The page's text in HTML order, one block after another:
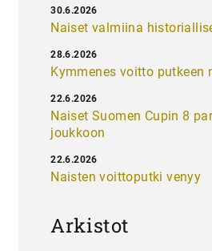
Naiset valmiina
30.6.2026
Kymmenes voitto putkeen
28.6.2026
Naiset Suomen Cupin 8
joukkoon
22.6.2026
Naisten voittoputki venyy
22.6.2026
Arkistot